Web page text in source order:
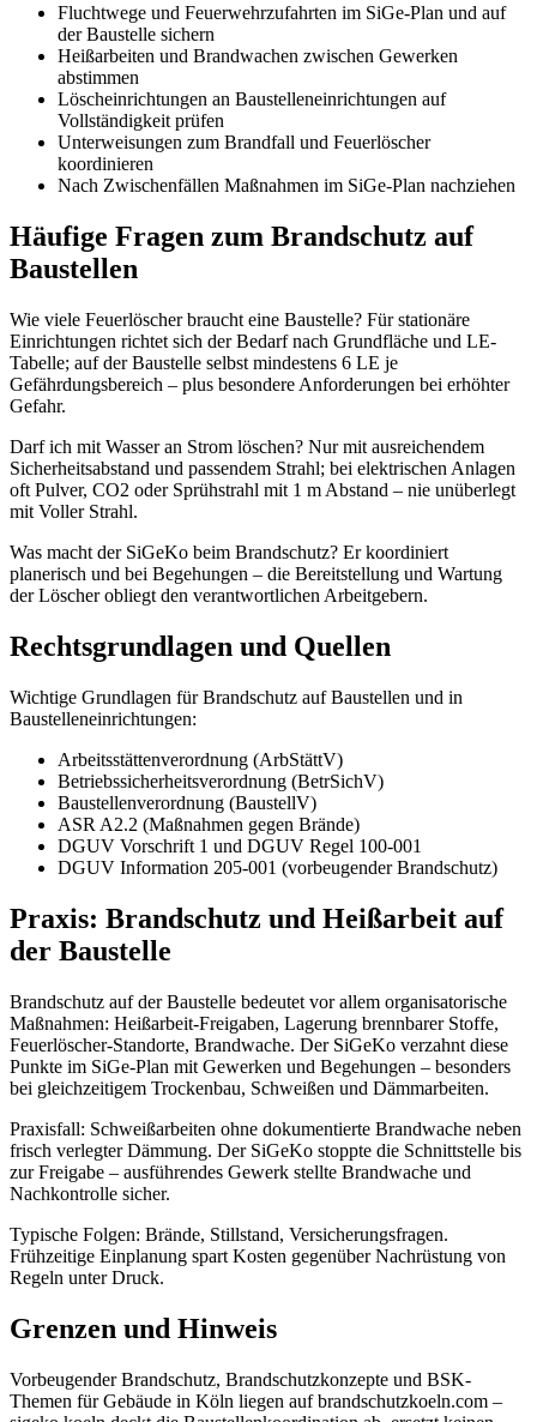
Fluchtwege und Feuerwehrzufahrten im SiGe-Plan und auf
der Baustelle sichern
Heißarbeiten und Brandwachen zwischen Gewerken
abstimmen
Löscheinrichtungen an Baustelleneinrichtungen auf
Vollständigkeit prüfen
Unterweisungen zum Brandfall und Feuerlöscher
koordinieren
Nach Zwischenfällen Maßnahmen im SiGe-Plan nachziehen
Häufige Fragen zum Brandschutz auf
Baustellen
Wie viele Feuerlöscher braucht eine Baustelle? Für stationäre
Einrichtungen richtet sich der Bedarf nach Grundfläche und LE-
Tabelle; auf der Baustelle selbst mindestens 6 LE je
Gefährdungsbereich – plus besondere Anforderungen bei erhöhter
Gefahr.
Darf ich mit Wasser an Strom löschen? Nur mit ausreichendem
Sicherheitsabstand und passendem Strahl; bei elektrischen Anlagen
oft Pulver, CO2 oder Sprühstrahl mit 1 m Abstand – nie unüberlegt
mit Voller Strahl.
Was macht der SiGeKo beim Brandschutz? Er koordiniert
planerisch und bei Begehungen – die Bereitstellung und Wartung
der Löscher obliegt den verantwortlichen Arbeitgebern.
Rechtsgrundlagen und Quellen
Wichtige Grundlagen für Brandschutz auf Baustellen und in
Baustelleneinrichtungen:
Arbeitsstättenverordnung (ArbStättV)
Betriebssicherheitsverordnung (BetrSichV)
Baustellenverordnung (BaustellV)
ASR A2.2 (Maßnahmen gegen Brände)
DGUV Vorschrift 1 und DGUV Regel 100-001
DGUV Information 205-001 (vorbeugender Brandschutz)
Praxis: Brandschutz und Heißarbeit auf
der Baustelle
Brandschutz auf der Baustelle bedeutet vor allem organisatorische
Maßnahmen: Heißarbeit-Freigaben, Lagerung brennbarer Stoffe,
Feuerlöscher-Standorte, Brandwache. Der SiGeKo verzahnt diese
Punkte im SiGe-Plan mit Gewerken und Begehungen – besonders
bei gleichzeitigem Trockenbau, Schweißen und Dämmarbeiten.
Praxisfall: Schweißarbeiten ohne dokumentierte Brandwache neben
frisch verlegter Dämmung. Der SiGeKo stoppte die Schnittstelle bis
zur Freigabe – ausführendes Gewerk stellte Brandwache und
Nachkontrolle sicher.
Typische Folgen: Brände, Stillstand, Versicherungsfragen.
Frühzeitige Einplanung spart Kosten gegenüber Nachrüstung von
Regeln unter Druck.
Grenzen und Hinweis
Vorbeugender Brandschutz, Brandschutzkonzepte und BSK-
Themen für Gebäude in Köln liegen auf brandschutzkoeln.com –